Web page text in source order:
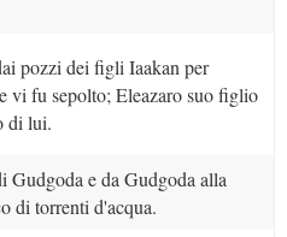
pozzi dei figli Iaakan per
vi fu sepolto; Eleazaro suo figlio
di lui.
e da Gudgoda alla
di torrenti d'acqua.